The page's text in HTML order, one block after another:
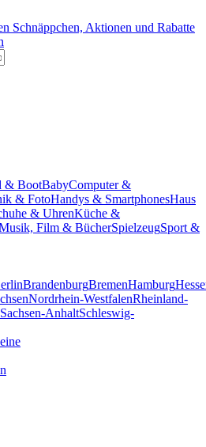
& BootBabyComputer &
& FotoHandys & SmartphonesHaus
& UhrenKüche &
Film & BücherSpielzeugSport &
BrandenburgBremenHamburg
Nordrhein-WestfalenRheinland-
Sachsen-AnhaltSchleswig-